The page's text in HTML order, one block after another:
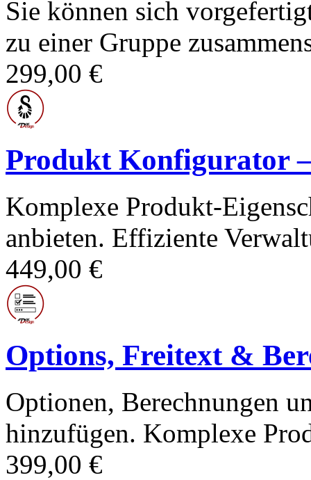
Sie können sich
zu einer Gruppe
299,00 €
Produkt Konfigurator
Komplexe Produkt-
anbieten. Effiziente
449,00 €
Options, Freitext &
Optionen, Berechnungen
hinzufügen. Komplexe
399,00 €